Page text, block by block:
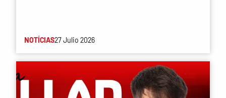
NOTÍCIAS27 Julio 2026